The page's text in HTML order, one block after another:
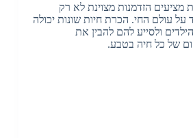
מציעים הזדמנות מצוינת לא רק
על עולם החי. הכרת חיות שונות יכולה
ולסייע להם להבין את
של כל חיה בטבע.